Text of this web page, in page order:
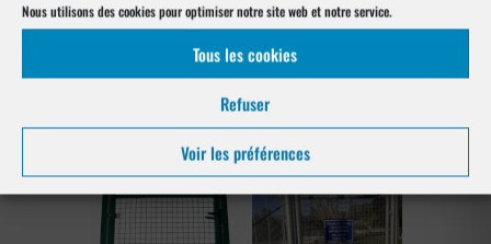
Nous utilisons des cookies pour optimiser notre site web et notre service.
Tous les cookies
Refuser
Voir les préférences
[su_posts posts_per_page= »4″
post_type= »project » order= »asc »
Les produits de clôtures utilisés
à Saint-Antonin 06260